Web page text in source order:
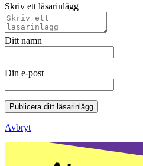
Skriv ett läsarinlägg
Ditt namn
Din e-post
Publicera ditt läsarinlägg
Avbryt